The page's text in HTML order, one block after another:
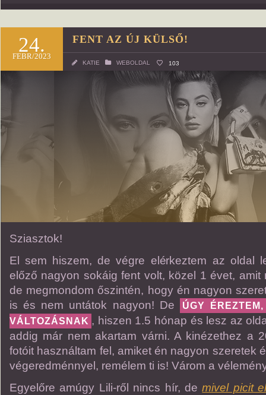
24.
FEBR/2023
FENT AZ ÚJ KÜLSŐ!
KATIE WEBOLDAL 103
Sziasztok!
El sem hiszem, de végre elérkeztem az oldal
előző nagyon sokáig fent volt, közel 1 évet, amit
de megmondom őszintén, hogy én nagyon
is és nem untátok nagyon! De
ÚGY
VÁLTOZÁSNAK , hiszen 1.5 hónap és lesz az
addig már nem akartam várni. A kinézethez a
fotóit használtam fel, amiket én nagyon szeretek
végeredménnyel, remélem ti is! Várom a
Egyelőre amúgy Lili-ről nincs hír, demivel picit